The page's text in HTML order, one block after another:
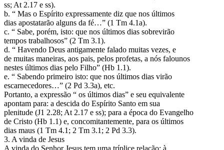
ss; At 2.17 e ss).
b. “ Mas o Espírito expressamente diz que nos últimos
dias apostatarão alguns da fé…” (1 Tm 4.1a).
c. “ Sabe, porém, isto: que nos últimos dias sobrevirão
tempos trabalhosos” (2 Tm 3.1).
d. “ Havendo Deus antigamente falado muitas vezes, e
de muitas maneiras, aos pais, pelos profetas, a nós falounos
nestes últimos dias pelo Filho” (Hb 1.1).
e. “ Sabendo primeiro isto: que nos últimos dias virão
escarnecedores…” (2 Pd 3.3a), etc.
Portanto, a expressão “ os últimos dias” e seu equivalente
apontam para: a descida do Espírito Santo em sua
plenitude (J1 2.28; At 2.17 e ss); para a época do Evangelho
de Cristo (Hb 1.1) e, concomitantemente, para os últimos
dias maus (1 Tm 4.1; 2 Tm 3.1; 2 Pd 3.3).
3. A vinda de Jesus
A vinda do Senhor Jesus tem uma tríplice relação: à